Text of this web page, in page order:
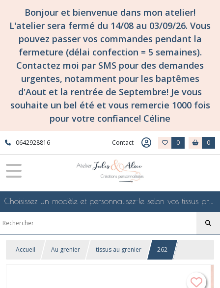
Bonjour et bienvenue dans mon atelier!
L'atelier sera fermé du 14/08 au 03/09/26. Vous
pouvez passer vos commandes pendant la
fermeture (délai confection = 5 semaines).
Contactez moi par SMS pour des demandes
urgentes, notamment pour les baptêmes
d'Aout et la rentrée de Septembre! Je vous
souhaite un bel été et vous remercie 1000 fois
pour votre confiance! Céline
0642928816 Contact 0 0
Choisissez un modèle et personnalisez-le selon vos tissus préférés de mes collections en ligne, je le confectionnerai selon vos souhaits
Accueil Au grenier tissus au grenier 262